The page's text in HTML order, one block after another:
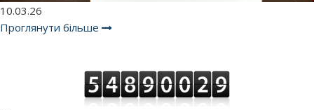
10.03.26
Проглянути більше